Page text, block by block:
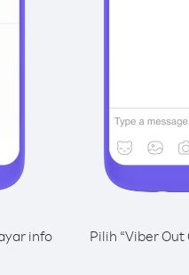
info
Pilih “Viber